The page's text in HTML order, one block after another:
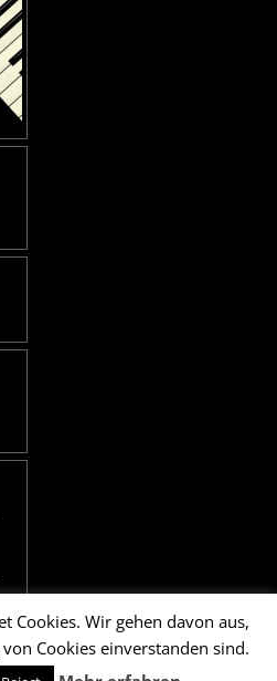
Cookies. Wir gehen davon aus,
Cookies einverstanden sind.